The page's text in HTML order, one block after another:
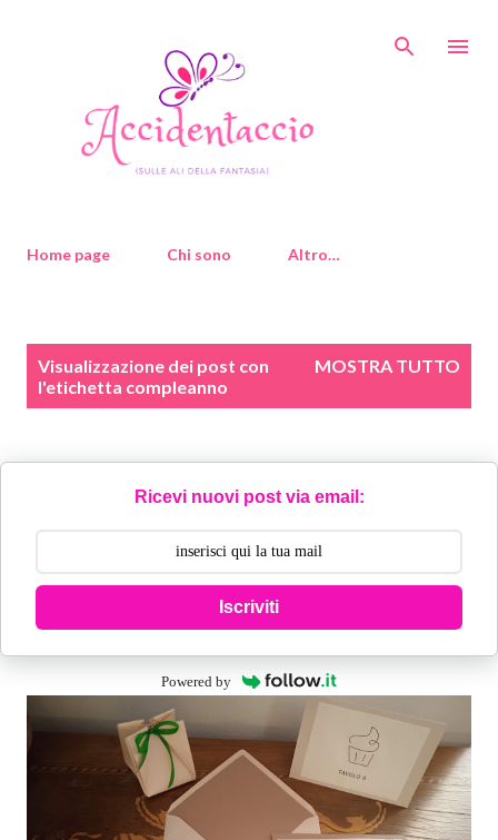
Home page Chi sono Altro…
Visualizzazione dei post con
l'etichetta compleanno
MOSTRA TUTTO
Ricevi nuovi post via email:
Iscriviti
Powered by